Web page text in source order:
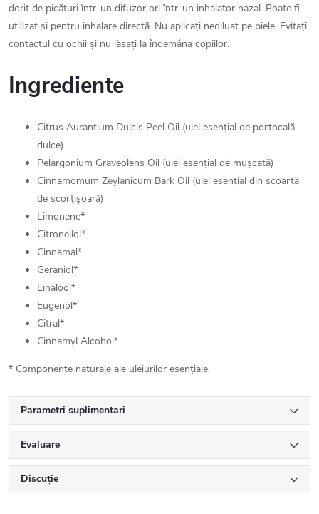
dorit de picături într-un difuzor ori într-un inhalator nazal. Poate fi
utilizat și pentru inhalare directă. Nu aplicați nediluat pe piele. Evitați
contactul cu ochii și nu lăsați la îndemâna copiilor.
Ingrediente
Citrus Aurantium Dulcis Peel Oil (ulei esențial de portocală
dulce)
Pelargonium Graveolens Oil (ulei esențial de mușcată)
Cinnamomum Zeylanicum Bark Oil (ulei esențial din scoarță
de scorțișoară)
Limonene*
Citronellol*
Cinnamal*
Geraniol*
Linalool*
Eugenol*
Citral*
Cinnamyl Alcohol*
* Componente naturale ale uleiurilor esențiale.
Parametri suplimentari
Evaluare
Discuţie